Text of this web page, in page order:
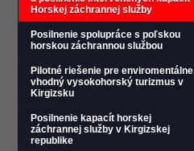
Horskej záchrannej služby
Posilnenie spolupráce s poľskou
horskou záchrannou službou
Pilotné riešenie pre enviromentálne
vhodný vysokohorský turizmus v
Kirgizsku
Posilnenie kapacít horskej
záchrannej služby v Kirgizskej
republike